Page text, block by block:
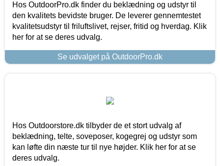
Hos OutdoorPro.dk finder du beklædning og udstyr til
den kvalitets bevidste bruger. De leverer gennemtestet
kvalitetsudstyr til friluftslivet, rejser, fritid og hverdag. Klik
her for at se deres udvalg.
Se udvalget på OutdoorPro.dk
Hos Outdoorstore.dk tilbyder de et stort udvalg af
beklædning, telte, soveposer, kogegrej og udstyr som
kan løfte din næste tur til nye højder. Klik her for at se
deres udvalg.